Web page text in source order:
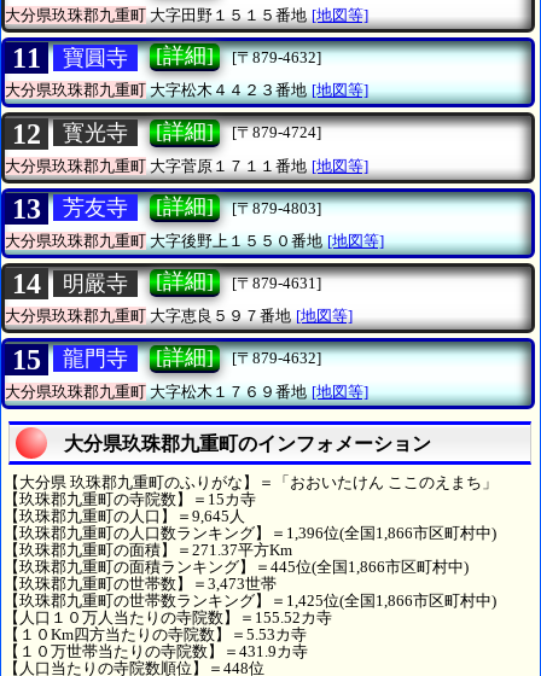
大分県玖珠郡九重町 大字田野１５１５番地 [地図等]
11 寶圓寺 [詳細]
[〒879-4632]
大分県玖珠郡九重町大字松木４４２３番地 [地図等]
12 寳光寺 [詳細]
[〒879-4724]
大分県玖珠郡九重町 大字菅原１７１１番地 [地図等]
13 芳友寺 [詳細]
[〒879-4803]
大分県玖珠郡九重町大字後野上１５５０番地 [地図等]
14 明嚴寺 [詳細]
[〒879-4631]
大分県玖珠郡九重町大字恵良５９７番地 [地図等]
15 龍門寺 [詳細]
[〒879-4632]
大分県玖珠郡九重町大字松木１７６９番地 [地図等]
大分県玖珠郡九重町のインフォメーション
【大分県 玖珠郡九重町のふりがな】＝「おおいたけん ここのえまち」
【玖珠郡九重町の寺院数】＝15カ寺
【玖珠郡九重町の人口】＝9,645人
【玖珠郡九重町の人口数ランキング】＝1,396位(全国1,866市区町村中)
【玖珠郡九重町の面積】＝271.37平方Km
【玖珠郡九重町の面積ランキング】＝445位(全国1,866市区町村中)
【玖珠郡九重町の世帯数】＝3,473世帯
【玖珠郡九重町の世帯数ランキング】＝1,425位(全国1,866市区町村中)
【人口１０万人当たりの寺院数】＝155.52カ寺
【１０Km四方当たりの寺院数】＝5.53カ寺
【１０万世帯当たりの寺院数】＝431.9カ寺
【人口当たりの寺院数順位】＝448位